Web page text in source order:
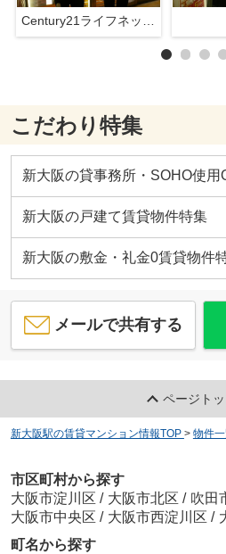
Century21ライフネット新大阪店
こだわり特集
新大阪の貸事務所・SOHO使
新大阪の戸建て賃貸物件特集
新大阪の敷金・礼金0賃貸物件
メールで共有する
ページト
新大阪駅の賃貸マンション情報TOP > 物件
市区町村から探す
大阪市淀川区 / 大阪市北区 / 吹田
大阪市中央区 / 大阪市西淀川区 /
町名から探す